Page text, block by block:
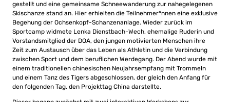
gestellt und eine gemeinsame Schneewanderung zur nahegelegenen
Skischanze stand an. Hier erhielten die Teilnehmer*nnen eine exklusive
Begehung der Ochsenkopf-Schanzenanlage. Wieder zurück im
Sportcamp widmete Lenka Dienstbach-Wech, ehemalige Ruderin und
Vorstandsmitglied der DOA, den jungen motivierten Menschen ihre
Zeit zum Austausch über das Leben als Athletin und die Verbindung
zwischen Sport und dem beruflichen Werdegang. Der Abend wurde mit
einem traditionellen chinesischen Neujahrsempfang mit Trommeln
und einem Tanz des Tigers abgeschlossen, der gleich den Anfang für
den folgenden Tag, den Projekttag China darstellte.